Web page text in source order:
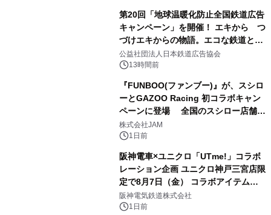
第20回「地球温暖化防止全国鉄道広告
キャンペーン」を開催！ エキから つ
づけエキからの物語。エコな鉄道とと
もに。
公益社団法人日本鉄道広告協会
13時間前
『FUNBOO(ファンブー)』が、スシロ
ーとGAZOO Racing 初コラボキャン
ペーンに登場 全国のスシロー店舗で
GR 4車種の FUNBOO(ミニカー)付き
メニューが展開されます
株式会社JAM
1日前
阪神電車×ユニクロ「UTme!」コラボ
レーション企画 ユニクロ神戸三宮店限
定で8月7日（金） コラボアイテムが
発売決定！
阪神電気鉄道株式会社
1日前